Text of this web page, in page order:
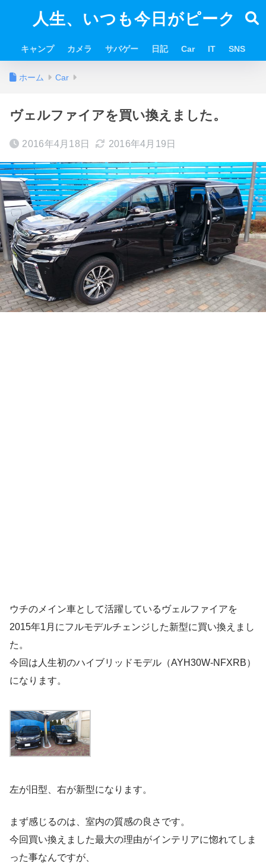
人生、いつも今日がピーク
キャンプ カメラ サバゲー 日記 Car IT SNS
ホーム Car
ヴェルファイアを買い換えました。
2016年4月18日 2016年4月19日
ウチのメイン車として活躍しているヴェルファイアを
2015年1月にフルモデルチェンジした新型に買い換えまし
た。
今回は人生初のハイブリッドモデル（AYH30W-NFXRB）
になります。
左が旧型、右が新型になります。
まず感じるのは、室内の質感の良さです。
今回買い換えました最大の理由がインテリアに惚れてしま
った事なんですが、